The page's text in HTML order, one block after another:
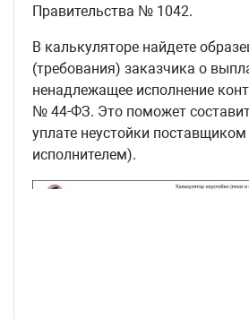
Правительства № 1042.
В калькуляторе найдете
(требования) заказчика о
ненадлежащее исполнение
№ 44-ФЗ. Это поможет
уплате неустойки
исполнителем).